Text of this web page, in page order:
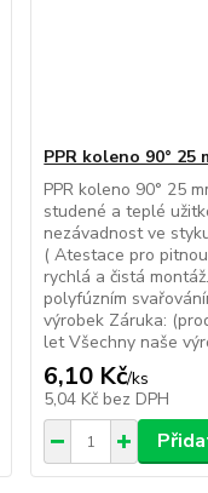
PPR koleno 90° 25
PPR koleno 90° 25
studené a teplé
nezávadnost ve
( Atestace pro
rychlá a čistá
polyfúzním
výrobek Záruka:
let Všechny naše
6,10 Kč/ks
5,04 Kč bez DPH